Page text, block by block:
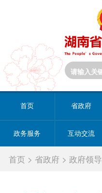
首页 省政府
政务服务 互动交流
首页 > 省政府 >政府领导